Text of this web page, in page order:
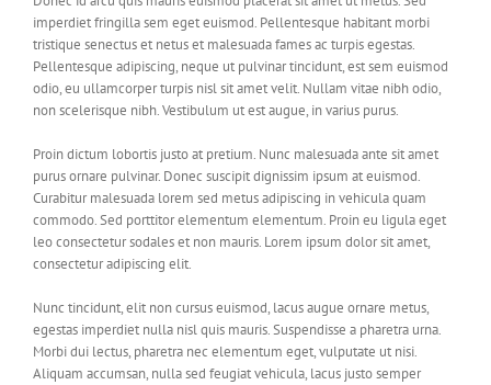
imperdiet fringilla sem eget euismod. Pellentesque habitant morbi
tristique senectus et netus et malesuada fames ac turpis egestas.
Pellentesque adipiscing, neque ut pulvinar tincidunt, est sem euismod
odio, eu ullamcorper turpis nisl sit amet velit. Nullam vitae nibh odio,
non scelerisque nibh. Vestibulum ut est augue, in varius purus.
Proin dictum lobortis justo at pretium. Nunc malesuada ante sit amet
purus ornare pulvinar. Donec suscipit dignissim ipsum at euismod.
Curabitur malesuada lorem sed metus adipiscing in vehicula quam
commodo. Sed porttitor elementum elementum. Proin eu ligula eget
leo consectetur sodales et non mauris. Lorem ipsum dolor sit amet,
consectetur adipiscing elit.
Nunc tincidunt, elit non cursus euismod, lacus augue ornare metus,
egestas imperdiet nulla nisl quis mauris. Suspendisse a pharetra urna.
Morbi dui lectus, pharetra nec elementum eget, vulputate ut nisi.
Aliquam accumsan, nulla sed feugiat vehicula, lacus justo semper